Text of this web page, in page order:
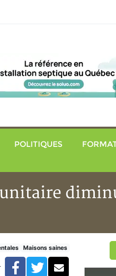
POLITIQUES
Maisons saines
Facebook
TwitterCourriel